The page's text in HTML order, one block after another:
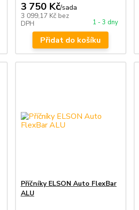
3 750 Kč/sada
3 099,17 Kč bez
DPH
1 - 3 dny
Přidat do košíku
Příčníky ELSON Auto FlexBar
ALU